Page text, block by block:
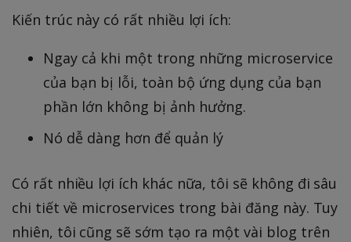
Kiến trúc này có rất nhiều lợi ích:
Ngay cả khi một trong những microservice
của bạn bị lỗi, toàn bộ ứng dụng của bạn
phần lớn không bị ảnh hưởng.
Nó dễ dàng hơn để quản lý
Có rất nhiều lợi ích khác nữa, tôi sẽ không đi sâu
chi tiết về microservices trong bài đăng này. Tuy
nhiên, tôi cũng sẽ sớm tạo ra một vài blog trên